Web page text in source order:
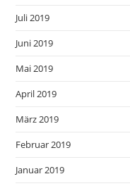
Juli 2019
Juni 2019
Mai 2019
April 2019
März 2019
Februar 2019
Januar 2019